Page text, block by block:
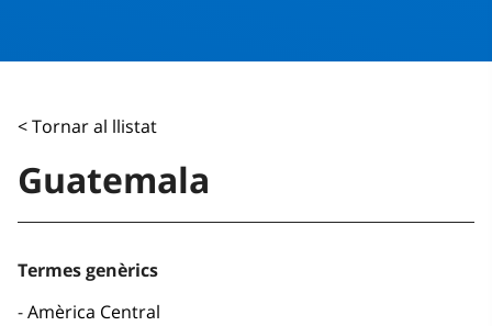
< Tornar al llistat
Guatemala
Termes genèrics
Amèrica Central